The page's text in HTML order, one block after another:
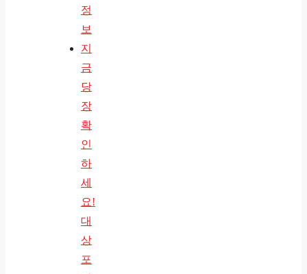
정
보
지
금
당
장
확
인
하
세
요!
대
상
포